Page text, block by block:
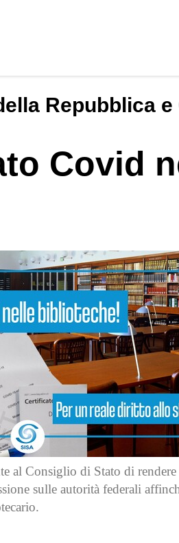
Repubblica e
Covid
al Consiglio di Stato di
sulle autorità federali